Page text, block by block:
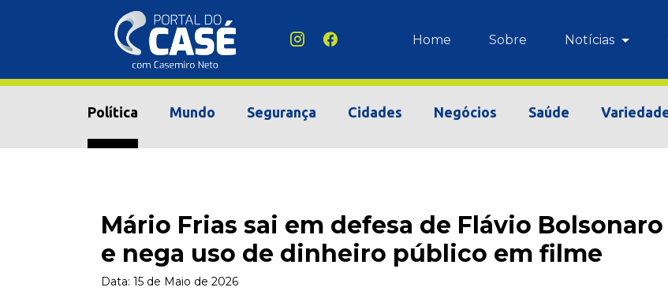
Home Sobre Notícias
Política Mundo Segurança Cidades Negócios Saúde
Mário Frias sai em defesa de Flávio Bolsonaro
e nega uso de dinheiro público em filme
Data: 15 de Maio de 2026